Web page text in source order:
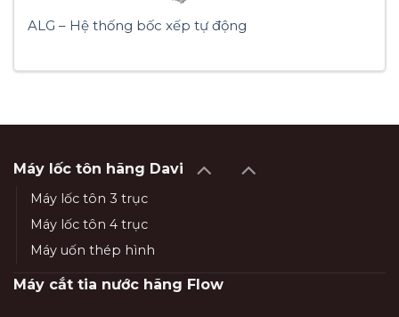
ALG – Hệ thống bốc xếp tự động
Máy lốc tôn hãng Davi
Máy lốc tôn 3 trục
Máy lốc tôn 4 trục
Máy uốn thép hình
Máy cắt tia nước hãng Flow